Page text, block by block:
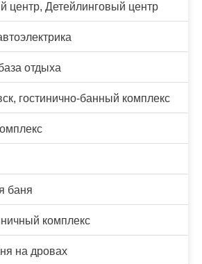
центр, Детейлинговый центр
отдыха
гостинично-банный комплекс
баня
комплекс
на дровах